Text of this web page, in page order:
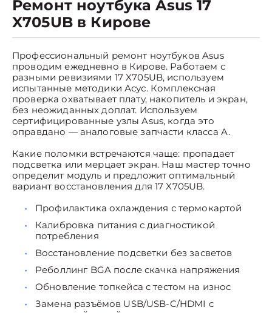
Ремонт ноутбука Asus 17
X705UB в Кирове
Профессиональный ремонт ноутбуков Asus
проводим ежедневно в Кирове. Работаем с
разными ревизиями 17 X705UB, используем
испытанные методики Асус. Комплексная
проверка охватывает плату, накопитель и экран,
без неожиданных доплат. Используем
сертифицированные узлы Asus, когда это
оправдано — аналоговые запчасти класса A.
Какие поломки встречаются чаще: пропадает
подсветка или мерцает экран. Наш мастер точно
определит модуль и предложит оптимальный
вариант восстановления для 17 X705UB.
Профилактика охлаждения с термокартой
Калибровка питания с диагностикой
потребления
Восстановление подсветки без засветов
Реболлинг BGA после скачка напряжения
Обновление топкейса с тестом на износ
Замена разъёмов USB/USB-C/HDMI с